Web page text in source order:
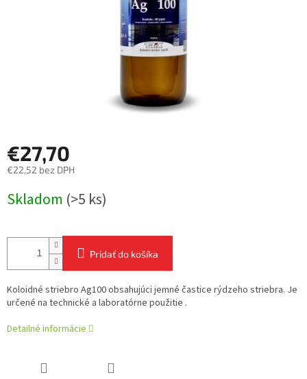
€27,70
€22,52 bez DPH
cena:
Skladom (>5 ks)
Pridať do košíka
Koloidné striebro Ag100 obsahujúci jemné častice rýdzeho striebra. Je
určené na technické a laboratórne použitie .
Detailné informácie